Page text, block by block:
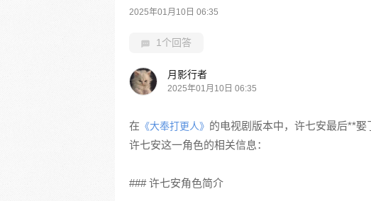
2025年01月10日 06:35
1个回答
月影行者
2025年01月10日 06:35
在 《大奉打更人》 的电视剧版本中，许七安最后**
许七安这一角色的相关信息：
### 许七安角色简介